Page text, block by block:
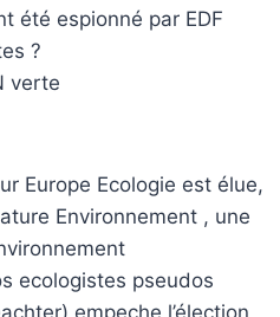
été espionné par EDF
?
verte
Europe Ecologie est élue,
Environnement , une
ecologistes pseudos
empeche l’élection